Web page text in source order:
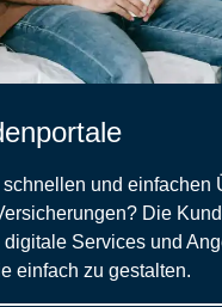
und einfachen
Die
Services und
einfach zu gestalten.